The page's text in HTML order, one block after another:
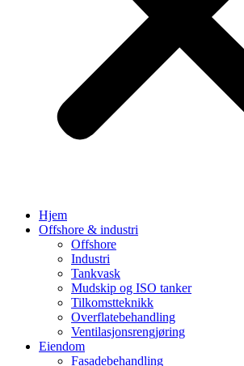
Hjem
Offshore & industri
Offshore
Industri
Tankvask
Mudskip og ISO tanker
Tilkomstteknikk
Overflatebehandling
Ventilasjonsrengjøring
Eiendom
Fasadebehandling